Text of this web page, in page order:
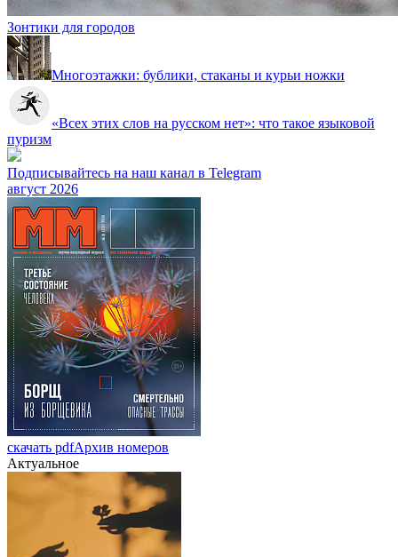
Зонтики для городов
Многоэтажки: бублики, стаканы и курьи ножки
«Всех этих слов на русском нет»: что такое языковой
пуризм
Подписывайтесь на наш канал в Telegram
август 2026
скачать pdfАрхив номеров
Актуальное